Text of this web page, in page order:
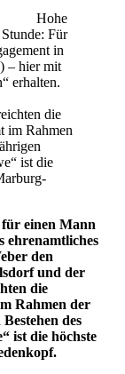
Hohe
Für
in
– hier mit
erhalten.
die
im Rahmen
ist die
einen Mann
ehrenamtliches
den
und der
die
Rahmen der
des
ist die höchste